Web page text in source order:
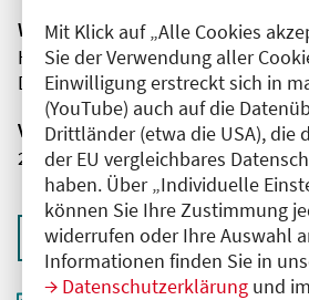
Mit Klick auf „Alle Cookies
Sie der Verwendung aller
Einwilligung erstreckt sich in
(YouTube) auch auf die
Drittländer (etwa die USA), die
der EU vergleichbares
haben. Über „Individuelle
können Sie Ihre Zustimmung
widerrufen oder Ihre Auswahl
Informationen finden Sie in
Datenschutzerklärung und im
Wissenschaftliche Leitung
Herr Dr. med. Daniel Schachinger
DRK Kliniken Berlin | Westend
Veranstaltungsnummer
2761102026002660006
Zurück zur Übersicht